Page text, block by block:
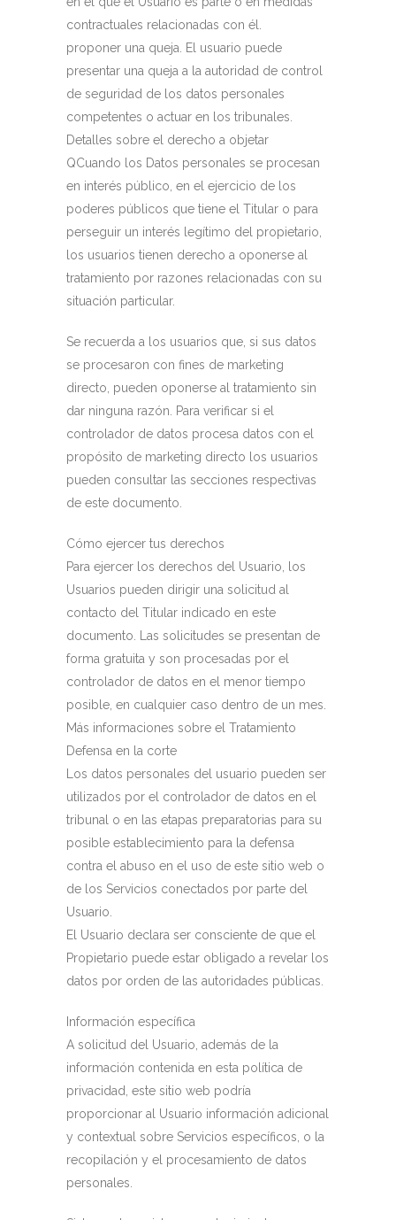
contractuales relacionadas con él.
proponer una queja. El usuario puede
presentar una queja a la autoridad de control
de seguridad de los datos personales
competentes o actuar en los tribunales.
Detalles sobre el derecho a objetar
QCuando los Datos personales se procesan
en interés público, en el ejercicio de los
poderes públicos que tiene el Titular o para
perseguir un interés legítimo del propietario,
los usuarios tienen derecho a oponerse al
tratamiento por razones relacionadas con su
situación particular.
Se recuerda a los usuarios que, si sus datos
se procesaron con fines de marketing
directo, pueden oponerse al tratamiento sin
dar ninguna razón. Para verificar si el
controlador de datos procesa datos con el
propósito de marketing directo los usuarios
pueden consultar las secciones respectivas
de este documento.
Cómo ejercer tus derechos
Para ejercer los derechos del Usuario, los
Usuarios pueden dirigir una solicitud al
contacto del Titular indicado en este
documento. Las solicitudes se presentan de
forma gratuita y son procesadas por el
controlador de datos en el menor tiempo
posible, en cualquier caso dentro de un mes.
Más informaciones sobre el Tratamiento
Defensa en la corte
Los datos personales del usuario pueden ser
utilizados por el controlador de datos en el
tribunal o en las etapas preparatorias para su
posible establecimiento para la defensa
contra el abuso en el uso de este sitio web o
de los Servicios conectados por parte del
Usuario.
El Usuario declara ser consciente de que el
Propietario puede estar obligado a revelar los
datos por orden de las autoridades públicas.
Información específica
A solicitud del Usuario, además de la
información contenida en esta política de
privacidad, este sitio web podría
proporcionar al Usuario información adicional
y contextual sobre Servicios específicos, o la
recopilación y el procesamiento de datos
personales.